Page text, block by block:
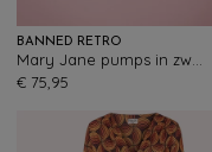
BANNED RETRO
€ 75,95